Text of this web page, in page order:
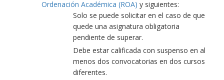
Ordenación Académica (ROA) y siguientes:
Solo se puede solicitar en el caso de que
quede una asignatura obligatoria
pendiente de superar.
Debe estar calificada con suspenso en al
menos dos convocatorias en dos cursos
diferentes.